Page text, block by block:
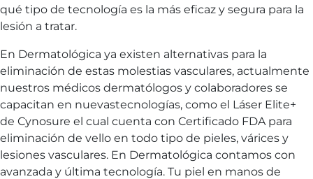
qué tipo de tecnología es la más eficaz y segura para la
lesión a tratar.
En Dermatológica ya existen alternativas para la
eliminación de estas molestias vasculares, actualmente
nuestros médicos dermatólogos y colaboradores se
capacitan en nuevastecnologías, como el Láser Elite+
de Cynosure el cual cuenta con Certificado FDA para
eliminación de vello en todo tipo de pieles, várices y
lesiones vasculares. En Dermatológica contamos con
avanzada y última tecnología. Tu piel en manos de